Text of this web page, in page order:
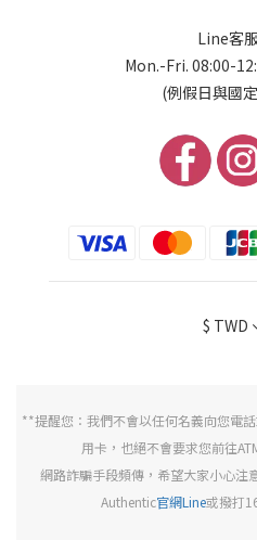
Line客
Mon.-Fri. 08:00-
(例假日與國
$ TWD
**提醒您：我們不會以任何名義向您電
用卡，也絕不會要求您前往
網路詐騙手段頻傳，希望大家小心注
Authentic官網Line或撥打